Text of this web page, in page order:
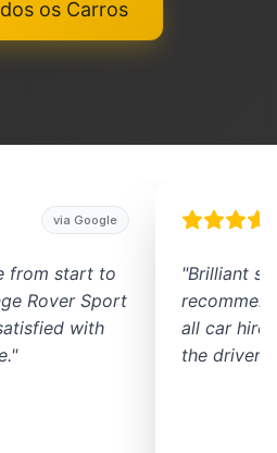
os Carros
via Google
from start to
Rover Sport
with
"
"Brilliant
all car
the driver